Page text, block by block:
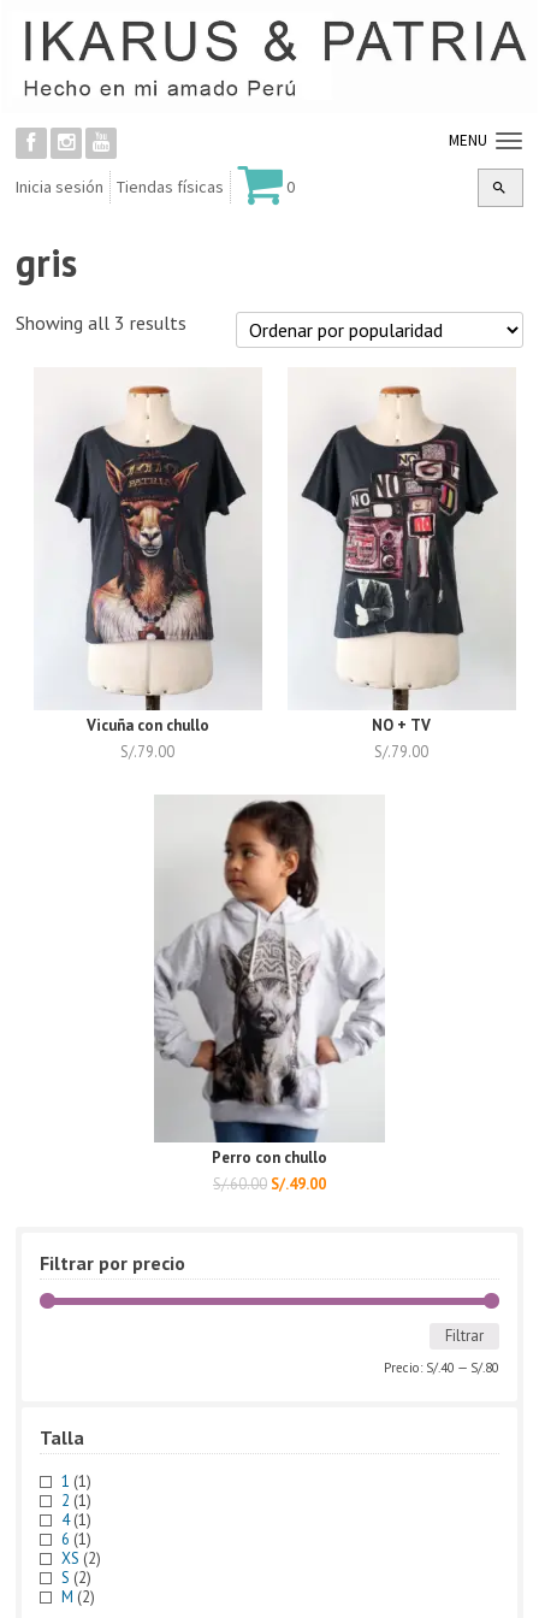
MENU
Inicia sesión Tiendas físicas 0
gris
Showing all 3 results
Vicuña con chullo
S/.79.00
NO + TV
S/.79.00
Perro con chullo
S/.60.00 S/.49.00
Filtrar por precio
Filtrar
Precio: S/.40 — S/.80
Talla
1 (1)
2 (1)
4 (1)
6 (1)
XS (2)
S (2)
M (2)